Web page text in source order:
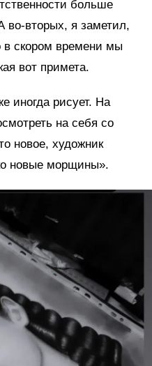
больше
вторых, я заметил,
в скором времени мы
вот примета.
иногда рисует. На
на себя со
новое, художник
новые морщины».